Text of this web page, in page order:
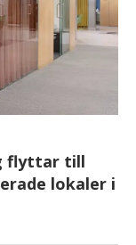
flyttar till
lokaler i